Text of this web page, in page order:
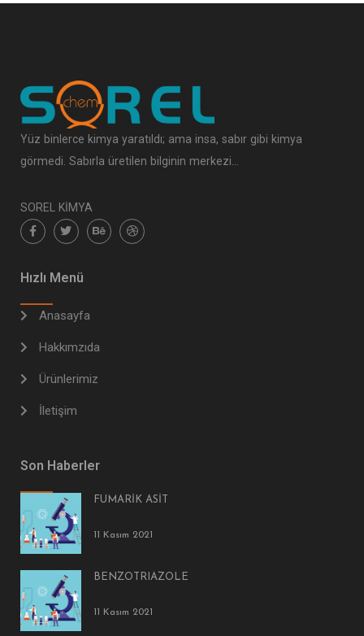
Yüz binlerce kimya yaratıldı; ama insa, sabır gibi kimya
görmedi. Sabırla üretilen bilginin merkezi…
SOREL KİMYA
Hızlı Menü
Anasayfa
Hakkımzıda
Ürünlerimiz
İletişim
Son Haberler
FUMARİK ASİT
11 Kasım 2021
BENZOTRIAZOLE
11 Kasım 2021